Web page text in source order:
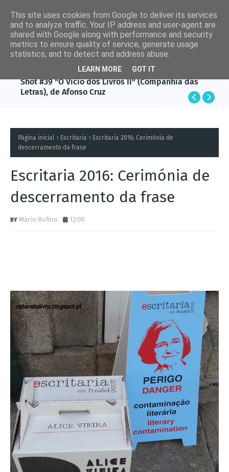
Shot #39 "O Vício dos Livros II" (Companhia das
Letras), de Afonso Cruz
Página inicial Escritaria
Escritaria 2016: Cerimónia de
descerramento da frase
Escritaria 2016: Cerimónia de
descerramento da frase
Mário Rufino 12:00
This site uses cookies from Google to deliver its services
and to analyze traffic. Your IP address and user-agent are
shared with Google along with performance and security
metrics to ensure quality of service, generate usage
statistics, and to detect and address abuse.
LEARN MORE GOT IT